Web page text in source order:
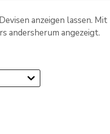
anzeigen lassen. Mit
andersherum angezeigt.